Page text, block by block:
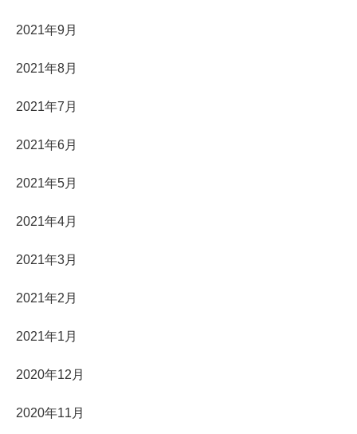
2021年9月
2021年8月
2021年7月
2021年6月
2021年5月
2021年4月
2021年3月
2021年2月
2021年1月
2020年12月
2020年11月